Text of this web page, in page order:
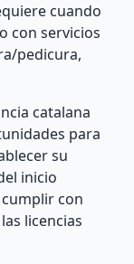
cuando
con servicios
pedicura,
catalana
para
su
inicio
con
licencias